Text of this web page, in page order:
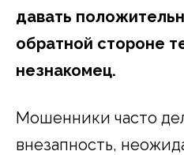
давать
обратной стороне
незнакомец.
Мошенники часто
внезапность,